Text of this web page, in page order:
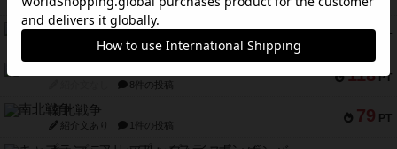
紹介文なし 1件の投稿
118 PT
フラットアイアン
紹介文なし 2件の投稿
118 PT
8件の投稿
79 PT
南北戦争
紹介文あり 1件の投稿